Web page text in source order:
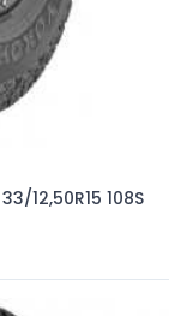
12,50R15 108S